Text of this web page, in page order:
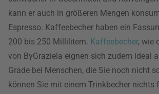
kann er auch in größeren Mengen
Espresso. Kaffeebecher haben ein
200 bis 250 Millilitern. Kaffeebecher, wie
von ByGraziela eignen sich zudem ideal
Grade bei Menschen, die Sie noch nicht
können Sie mit einem Trinkbecher nichts